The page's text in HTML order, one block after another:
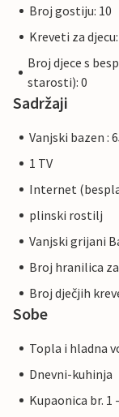
Broj gostiju: 10
Kreveti za
Broj djece s
starosti): 0
Sadržaji
Vanjski bazen :
1 TV
Internet
plinski rostilj
Vanjski grijani
Broj hranilica
Broj dječjih
Sobe
Topla i hladna
Dnevni-kuhinja
Kupaonica br. 1